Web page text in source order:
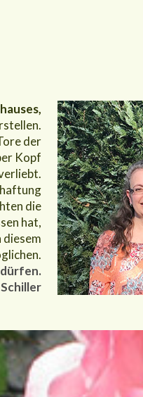
der
Kopf
die
hat,
diesem